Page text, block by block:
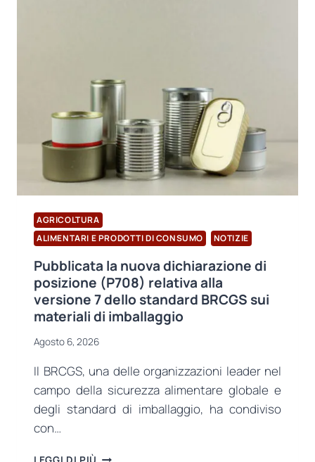
E
PRATICHE
COMMERCIALI
AGRICOLTURA
ALIMENTARI E PRODOTTI DI CONSUMO
NOTIZIE
Pubblicata la nuova dichiarazione di
posizione (P708) relativa alla
versione 7 dello standard BRCGS sui
materiali di imballaggio
Agosto 6, 2026
Il BRCGS, una delle organizzazioni leader nel
campo della sicurezza alimentare globale e
degli standard di imballaggio, ha condiviso
con…
PUBBLICATA